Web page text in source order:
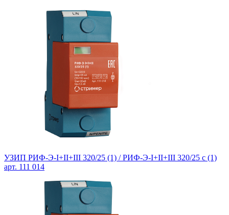
УЗИП РИФ-Э-I+II+III 320/25 (1) / РИФ-Э-I+II+III 320/25 c (1)
арт. 111 014